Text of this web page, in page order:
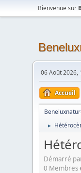
Bienvenue sur
06 Août 2026,
Accueil
►
Démarré
0 Membres